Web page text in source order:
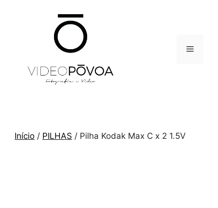
Menu
Início / PILHAS / Pilha Kodak Max C x 2 1.5V